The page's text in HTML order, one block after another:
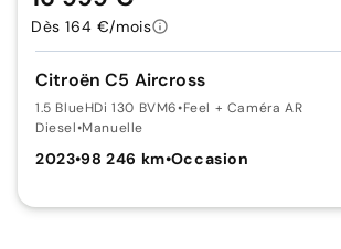
Citroën C5 Aircross
1.5 BlueHDi 130 BVM6•Feel + Caméra AR
Diesel•Manuelle
2023•98 246 km•Occasion
Dès 164 €/mois